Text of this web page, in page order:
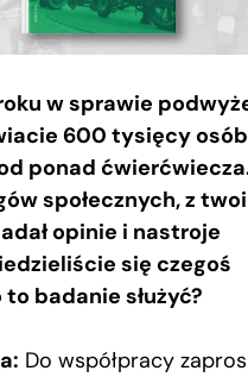
w sprawie
600 tysięcy
ponad
społecznych, z
opinie i nastroje
się czegoś
badanie służyć?
Do współpracy